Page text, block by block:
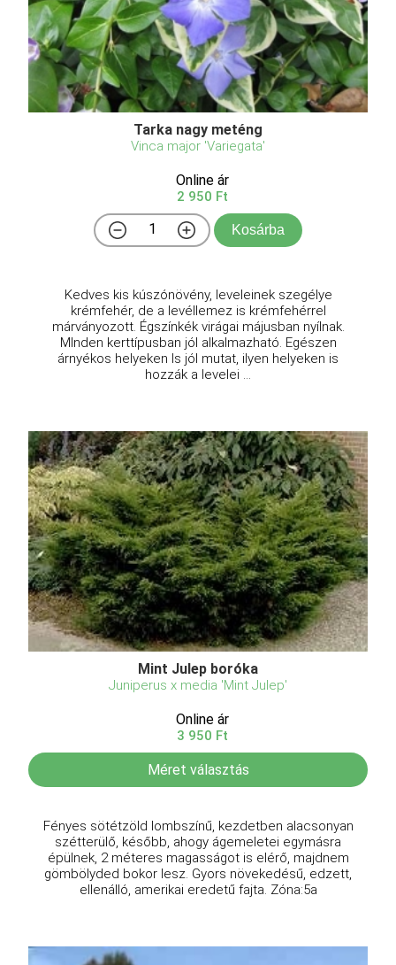
Tarka nagy meténg
Vinca major 'Variegata'
Online ár
2 950 Ft
Kosárba
Kedves kis kúszónövény, leveleinek szegélye
krémfehér, de a levéllemez is krémfehérrel
márványozott. Égszínkék virágai májusban nyílnak.
MInden kerttípusban jól alkalmazható. Egészen
árnyékos helyeken ls jól mutat, ilyen helyeken is
hozzák a levelei ...
Mint Julep boróka
Juniperus x media 'Mint Julep'
Online ár
3 950 Ft
Méret választás
Fényes sötétzöld lombszínű, kezdetben alacsonyan
szétterülő, később, ahogy ágemeletei egymásra
épülnek, 2 méteres magasságot is elérő, majdnem
gömbölyded bokor lesz. Gyors növekedésű, edzett,
ellenálló, amerikai eredetű fajta. Zóna:5a